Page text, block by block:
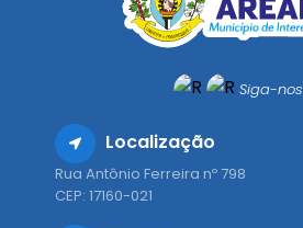
Siga-nos
Localização
Rua Antônio Ferreira nº 798
CEP: 17160-021